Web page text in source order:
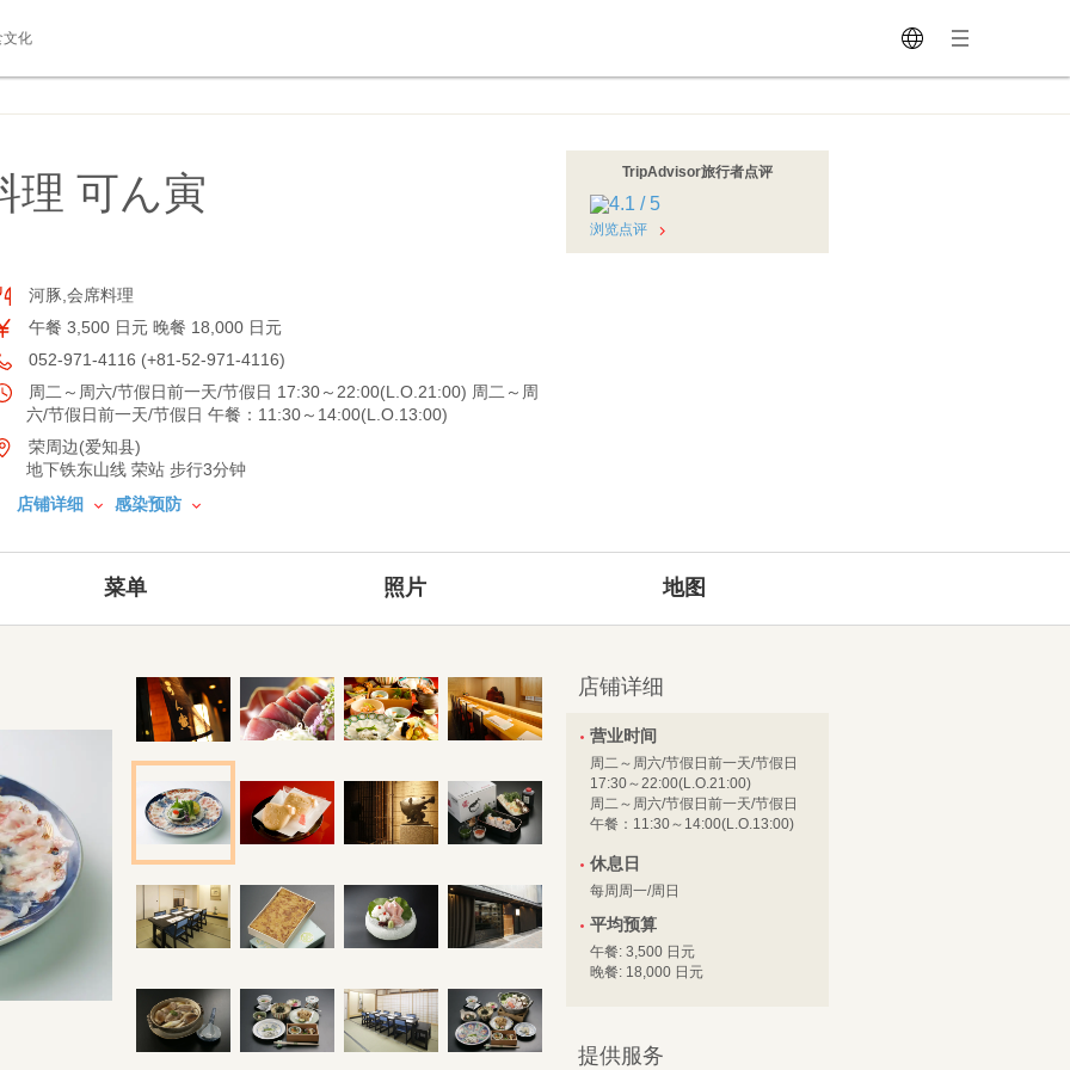
文化
理 可ん寅
河豚,会席料理
午餐 3,500 日元 晚餐 18,000 日元
052-971-4116 (+81-52-971-4116)
周二～周六/节假日前一天/节假日 17:30～22:00(L.O.21:00) 周二～周
六/节假日前一天/节假日 午餐：11:30～14:00(L.O.13:00)
荣周边(爱知县)
地下铁东山线 荣站 步行3分钟
店铺详细
感染预防
TripAdvisor旅行者点评
浏览点评
菜单 照片 地图
店铺详细
营业时间
周二～周六/节假日前一天/节假日
17:30～22:00(L.O.21:00)
周二～周六/节假日前一天/节假日
午餐：11:30～14:00(L.O.13:00)
休息日
每周周一/周日
平均预算
午餐: 3,500 日元
晚餐: 18,000 日元
提供服务